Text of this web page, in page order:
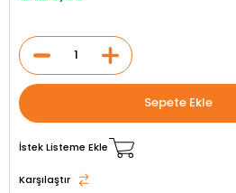
İstek Listeme Ekle
Karşılaştır